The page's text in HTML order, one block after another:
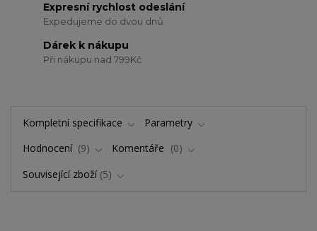
Expresní rychlost odeslání
Expedujeme do dvou dnů
Dárek k nákupu
Při nákupu nad 799Kč
Kompletní specifikace
Parametry
Hodnocení
9 Komentáře
0
Související zboží 5